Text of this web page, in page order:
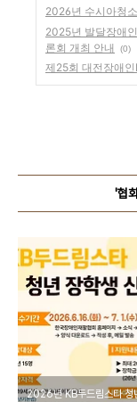
2026년 수시아청
2025년 발달장애
론회 개최 안내
(0)
제25회 대전장애
'협